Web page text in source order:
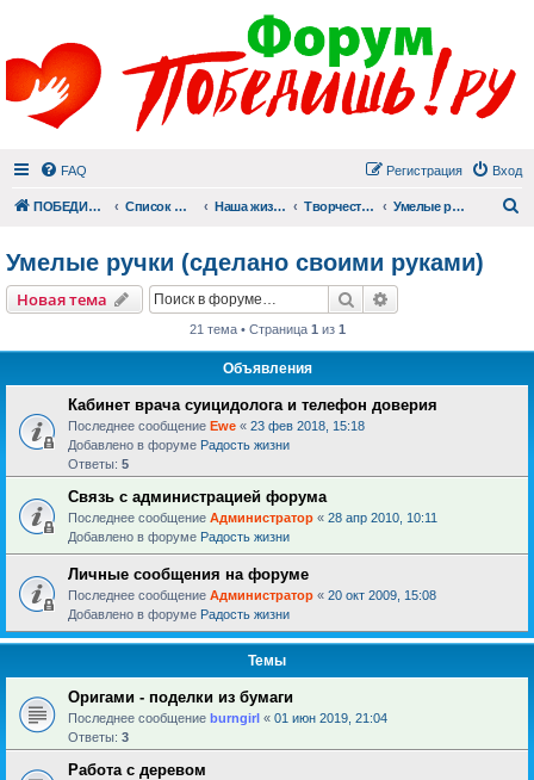
FAQ Вход
Регистрация
ПОБЕДИШЬ.РУ Список форумов Наша жизнь (не всё же о суициде!) Творчество Умелые ручки (сделано своими руками)
Умелые ручки (сделано своими руками)
Новая тема Поиск
21 тема • Страница 1 из 1
Объявления
Кабинет врача суицидолога и телефон доверия
Последнее сообщение Ewe « 23 фев 2018, 15:18
Добавлено в форуме Радость жизни
Ответы: 5
Связь с администрацией форума
Последнее сообщение Администратор « 28 апр 2010, 10:11
Добавлено в форуме Радость жизни
Личные сообщения на форуме
Последнее сообщение Администратор « 20 окт 2009, 15:08
Добавлено в форуме Радость жизни
Темы
Оригами - поделки из бумаги
Последнее сообщение burngirl « 01 июн 2019, 21:04
Ответы: 3
Работа с деревом